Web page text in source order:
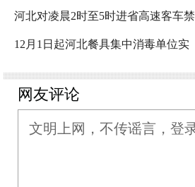
河北对凌晨2时至5时进省高速客车禁
12月1日起河北餐具集中消毒单位实